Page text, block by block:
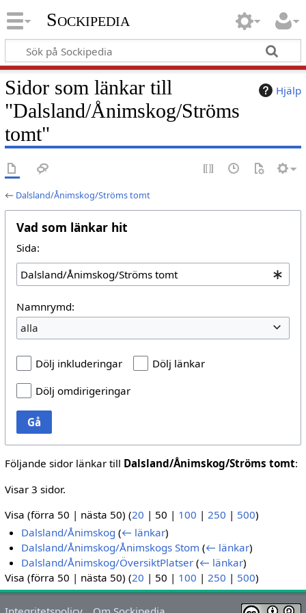
Sockipedia
Hjälp
Sidor som länkar till
"Dalsland/Ånimskog/Ströms
tomt"
← Dalsland/Ånimskog/Ströms tomt
Vad som länkar hit
Sida:
Namnrymd:
alla
Dölj inkluderingar
Dölj länkar
Dölj omdirigeringar
Gå
Följande sidor länkar till Dalsland/Ånimskog/Ströms tomt:
Visar 3 sidor.
Visa (förra 50 | nästa 50) (20 | 50 | 100 | 250 | 500)
Dalsland/Ånimskog (← länkar)
Dalsland/Ånimskog/Ånimskogs Stom (← länkar)
Dalsland/Ånimskog/ÖversiktPlatser (← länkar)
Visa (förra 50 | nästa 50) (20 | 50 | 100 | 250 | 500)